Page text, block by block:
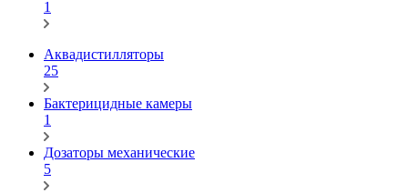
1
Аквадистилляторы
25
Бактерицидные камеры
1
Дозаторы механические
5